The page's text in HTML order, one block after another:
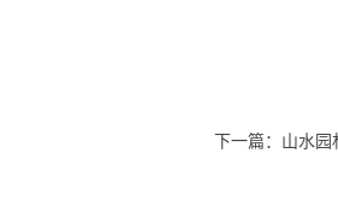
下一篇： 山水园